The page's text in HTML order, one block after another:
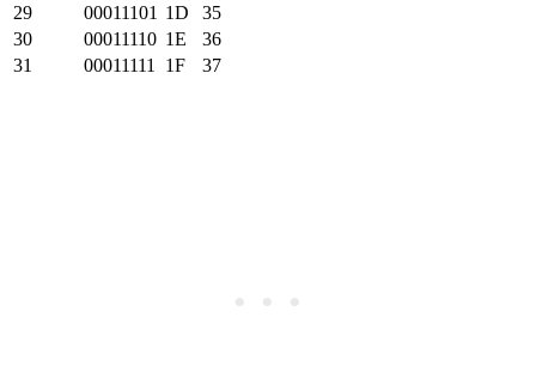
29
00011101 1D
35
30
00011110 1E
36
31
00011111 1F 37